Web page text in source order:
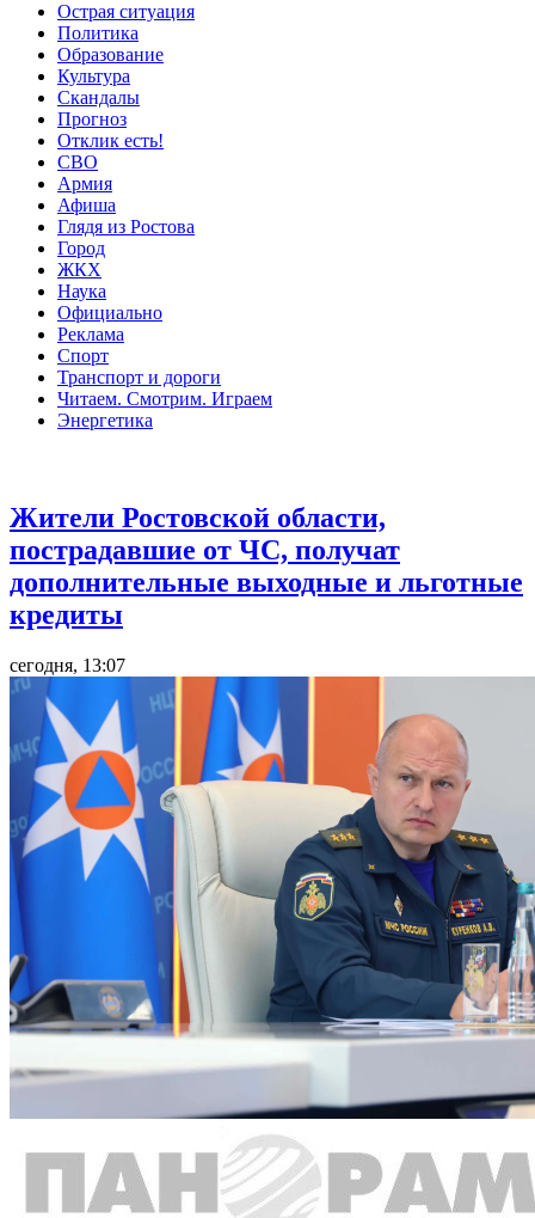
Острая ситуация
Политика
Образование
Культура
Скандалы
Прогноз
Отклик есть!
СВО
Армия
Афиша
Глядя из Ростова
Город
ЖКХ
Наука
Официально
Реклама
Спорт
Транспорт и дороги
Читаем. Смотрим. Играем
Энергетика
Жители Ростовской области,
пострадавшие от ЧС, получат
дополнительные выходные и льготные
кредиты
сегодня, 13:07